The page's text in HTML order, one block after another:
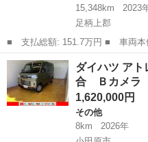
15,348km
2023
足柄上郡
■ 支払総額: 151.7万円 ■ 車両本体価格： 1,450,000 円 ■ メーカ
ー名： ダイハツ ■ 車種名：
ＷＤ ４ＷＤ サポカーＳワイド
ッチ 両...
神奈川 足柄上郡
ダイハツ ア
合 Ｂカメラ
1,620,000円
その他
8km
2026年